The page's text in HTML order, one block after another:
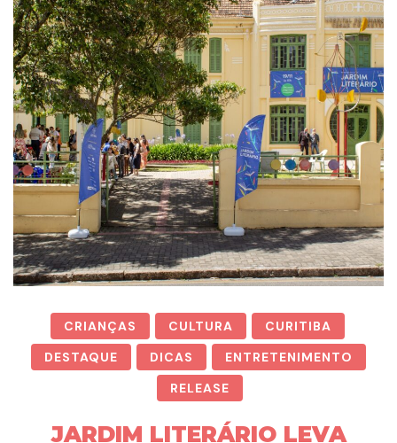
CRIANÇAS CULTURA
CURITIBA
DESTAQUE
DICAS
ENTRETENIMENTO
RELEASE
JARDIM LITERÁRIO LEVA